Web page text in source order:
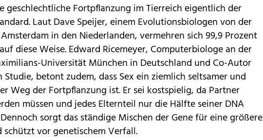
geschlechtliche Fortpflanzung im Tierreich eigentlich der
Laut Dave Speijer, einem Evolutionsbiologen von der
in den Niederlanden, vermehren sich 99,9 Prozent
diese Weise. Edward Ricemeyer, Computerbiologe an der
Universität München in Deutschland und Co-Autor
Studie, betont zudem, dass Sex ein ziemlich seltsamer und
Weg der Fortpflanzung ist. Er sei kostspielig, da Partner
müssen und jedes Elternteil nur die Hälfte seiner DNA
sorgt das ständige Mischen der Gene für eine größere
vor genetischem Verfall.